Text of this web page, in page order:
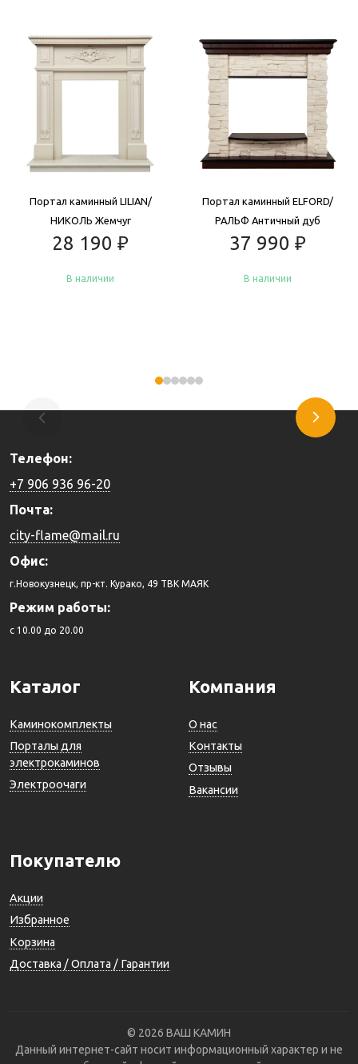
Портал каминный LILIAN/
НИКОЛЬ Жемчуг
28 190 ₽
В наличии
Портал каминный ELFORD/
РАЛЬФ Античный дуб
37 990 ₽
В наличии
Телефон:
+7 906 936 96-20
Почта:
city-flame@mail.ru
Офис:
г.Новокузнецк, пр-кт. Курако, 49 ТВК МАЯК
Режим работы:
c 10.00 до 20.00
Каталог
Каминокомплекты
Порталы для
электрокаминов
Электроочаги
Компания
О нас
Контакты
Отзывы
Вакансии
Покупателю
Акции
Избранное
Корзина
Доставка / Оплата / Гарантии
© 2026 ВАШ КАМИН
Данный интернет-сайт носит информационный характер и не